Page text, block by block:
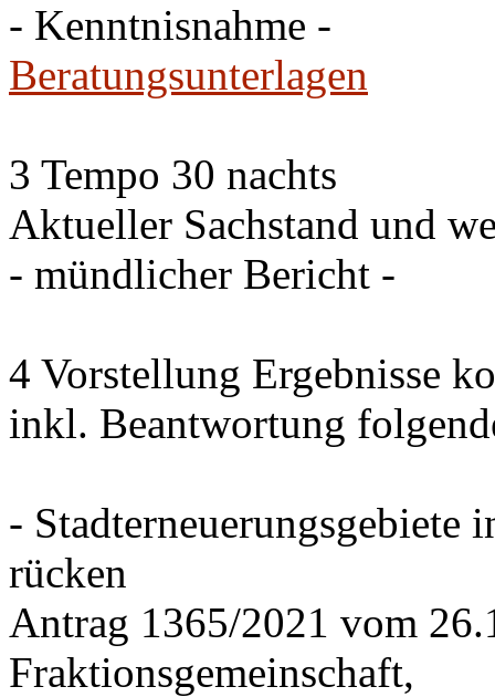
- Kenntnisnahme -
Beratungsunterlagen
3 Tempo 30 nachts
Aktueller Sachstand und
- mündlicher Bericht -
4 Vorstellung Ergebnisse
inkl. Beantwortung
- Stadterneuerungsgebiete
rücken
Antrag 1365/2021 vom
Fraktionsgemeinschaft,